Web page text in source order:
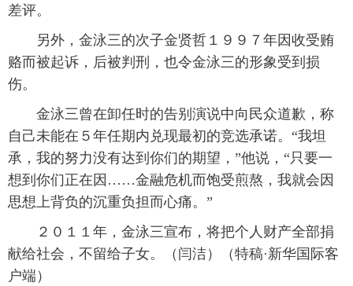
差评。
另外，金泳三的次子金贤哲１９９７年因收受贿
赂而被起诉，后被判刑，也令金泳三的形象受到损
伤。
金泳三曾在卸任时的告别演说中向民众道歉，称
自己未能在５年任期内兑现最初的竞选承诺。“我坦
承，我的努力没有达到你们的期望，”他说，“只要一
想到你们正在因……金融危机而饱受煎熬，我就会因
思想上背负的沉重负担而心痛。”
２０１１年，金泳三宣布，将把个人财产全部捐
献给社会，不留给子女。（闫洁）（特稿·新华国际客
户端）